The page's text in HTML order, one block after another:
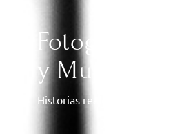
Fotografía y
y Murcia
Historias reales, sin poses